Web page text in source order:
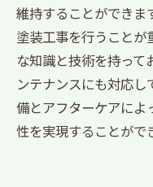
維持することができま
塗装工事を行うことが
な知識と技術を持って
ンテナンスにも対応
備とアフターケアによ
性を実現することがで